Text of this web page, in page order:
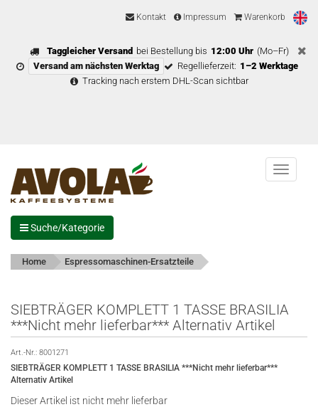
Kontakt Impressum Warenkorb
Taggleicher Versand bei Bestellung bis 12:00 Uhr (Mo–Fr)
Versand am nächsten Werktag
Regellieferzeit: 1–2 Werktage
Tracking nach erstem DHL-Scan sichtbar
Menu
Suche/Kategorie
Home Espressomaschinen-Ersatzteile
SIEBTRÄGER KOMPLETT 1 TASSE BRASILIA
***Nicht mehr lieferbar*** Alternativ Artikel
Art.-Nr.: 8001271
SIEBTRÄGER KOMPLETT 1 TASSE BRASILIA ***Nicht mehr lieferbar***
Alternativ Artikel
Dieser Artikel ist nicht mehr lieferbar